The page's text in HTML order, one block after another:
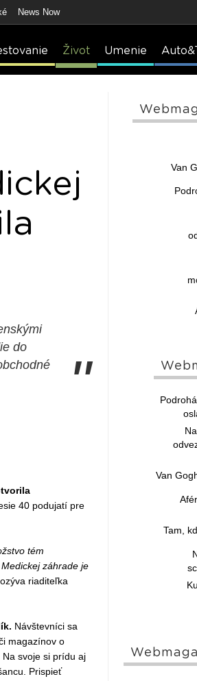
News Now
Život Umenie
do
"
40 podujatí pre
tém
záhrade je
riaditeľka
Návštevníci sa
magazínov o
svoje si prídu aj
Prispieť
Van
Van
Tam,